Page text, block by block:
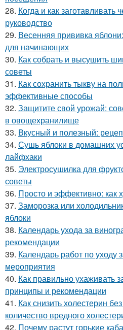
28. Когда и как заготавливать
руководство
29. Весенняя прививка
для начинающих
30. Как собрать и высушить
советы
31. Как сохранить тыкву на
эффективные способы
32. Защитите свой урожай:
в овощехранилище
33. Вкусный и полезный:
34. Сушь яблоки в домашних
лайфхаки
35. Электросушилка для
советы
36. Просто и эффективно: как
37. Заморозка или
яблоки
38. Календарь ухода за
рекомендации
39. Календарь работ по уходу
мероприятия
40. Как правильно ухаживать
принципы и рекомендации
41. Как снизить холестерин
количество вредного
42. Почему растут горькие